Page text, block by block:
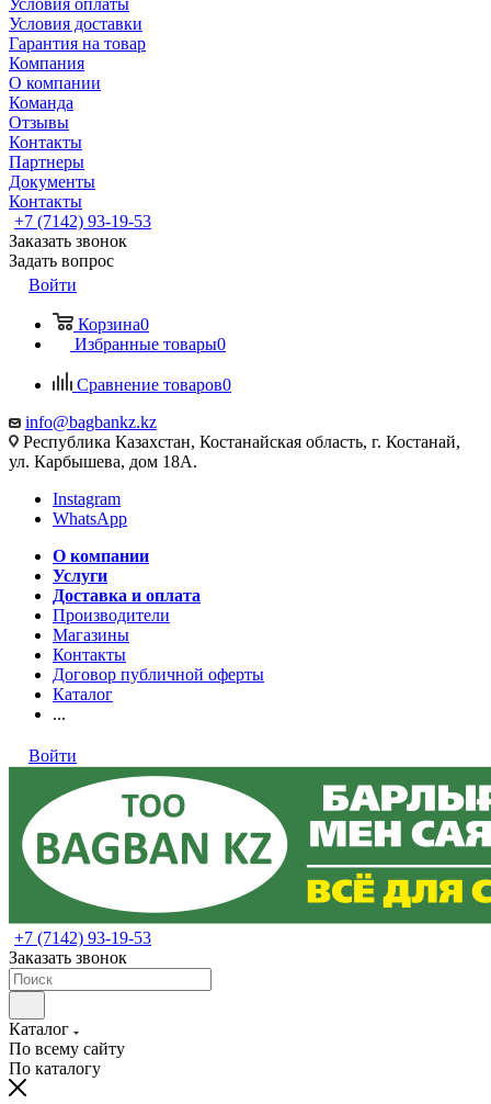
Условия оплаты
Условия доставки
Гарантия на товар
Компания
О компании
Команда
Отзывы
Контакты
Партнеры
Документы
Контакты
+7 (7142) 93-19-53
Заказать звонок
Задать вопрос
Войти
Корзина0
Избранные товары0
Сравнение товаров0
info@bagbankz.kz
Республика Казахстан, Костанайская область, г. Костанай,
ул. Карбышева, дом 18А.
Instagram
WhatsApp
О компании
Услуги
Доставка и оплата
Производители
Магазины
Контакты
Договор публичной оферты
Каталог
...
Войти
+7 (7142) 93-19-53
Заказать звонок
Каталог
По всему сайту
По каталогу